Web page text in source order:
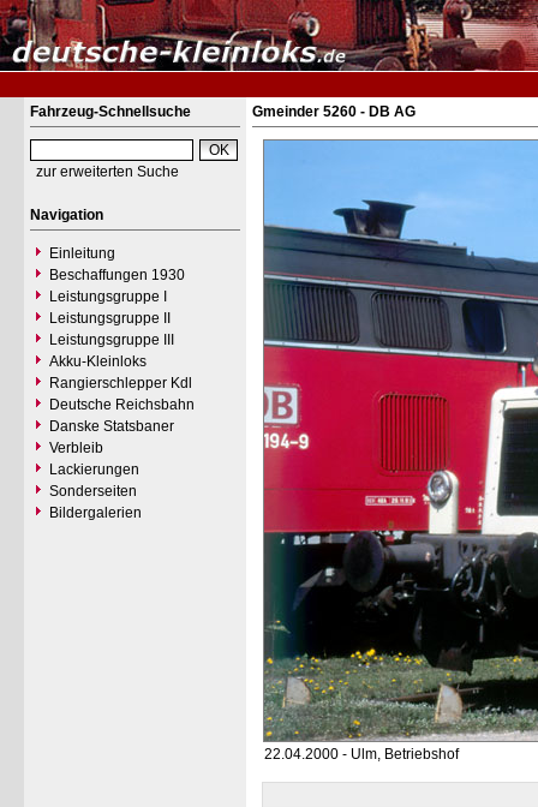
Fahrzeug-Schnellsuche
zur erweiterten Suche
Navigation
Einleitung
Beschaffungen 1930
Leistungsgruppe I
Leistungsgruppe II
Leistungsgruppe III
Akku-Kleinloks
Rangierschlepper Kdl
Deutsche Reichsbahn
Danske Statsbaner
Verbleib
Lackierungen
Sonderseiten
Bildergalerien
Gmeinder 5260 - DB AG
22.04.2000 - Ulm, Betriebshof